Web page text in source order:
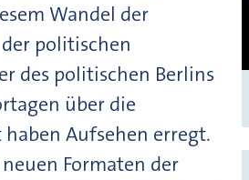
Wandel der
politischen
des politischen Berlins
über die
Aufsehen erregt.
Formaten der